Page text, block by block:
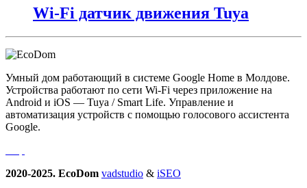
Wi-Fi датчик движения Tuya
Умный дом работающий в системе Google Home в Молдове.
Устройства работают по сети Wi-Fi через приложение на
Android и iOS — Tuya / Smart Life. Управление и
автоматизация устройств с помощью голосового ассистента
Google.
2020-2025. EcoDom vadstudio & iSEO